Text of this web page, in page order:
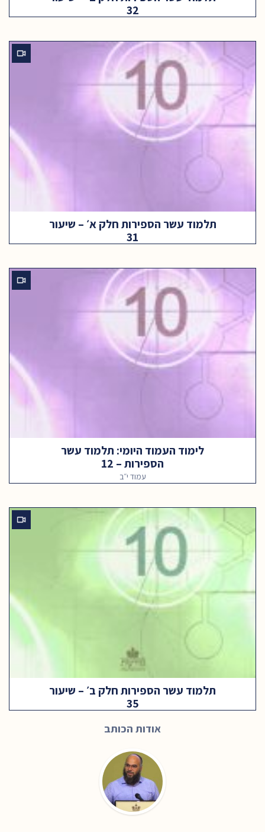
32
תלמוד עשר הספירות חלק א׳ – שיעור
31
לימוד העמוד היומי: תלמוד עשר
הספירות – 12
עמוד י״ב
תלמוד עשר הספירות חלק ב׳ – שיעור
35
אודות הכותב